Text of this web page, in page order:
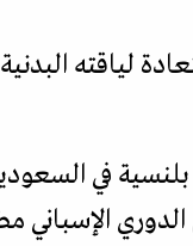
لياقته
بلنسية في